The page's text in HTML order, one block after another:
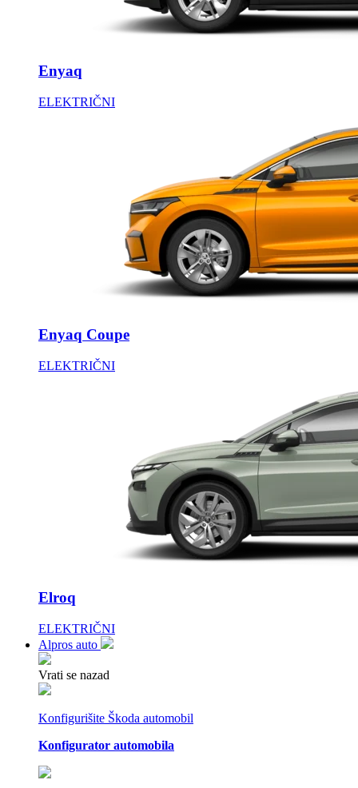
Enyaq
ELEKTRIČNI
Enyaq Coupe
ELEKTRIČNI
Elroq
ELEKTRIČNI
Alpros auto
Vrati se nazad
Konfigurišite Škoda automobil
Konfigurator automobila